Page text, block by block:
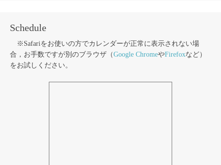
Schedule
※Safariをお使いの方でカレンダーが正常に表示されない場
合，お手数ですが別のブラウザ（Google ChromeやFirefoxなど）
をお試しください。